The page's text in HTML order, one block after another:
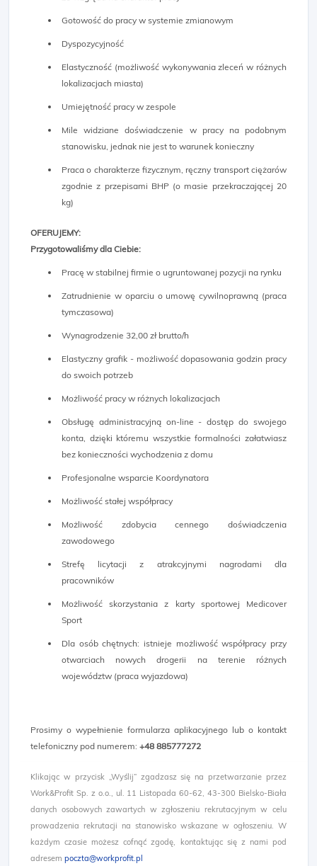
Gotowość do pracy w systemie zmianowym
Dyspozycyjność
Elastyczność (możliwość wykonywania zleceń w różnych
lokalizacjach miasta)
Umiejętność pracy w zespole
Mile widziane doświadczenie w pracy na podobnym
stanowisku, jednak nie jest to warunek konieczny
Praca o charakterze fizycznym, ręczny transport ciężarów
zgodnie z przepisami BHP (o masie przekraczającej 20
kg)
OFERUJEMY:
Przygotowaliśmy dla Ciebie:
Pracę w stabilnej firmie o ugruntowanej pozycji na rynku
Zatrudnienie w oparciu o umowę cywilnoprawną (praca
tymczasowa)
Wynagrodzenie 32,00 zł brutto/h
Elastyczny grafik - możliwość dopasowania godzin pracy
do swoich potrzeb
Możliwość pracy w różnych lokalizacjach
Obsługę administracyjną on-line - dostęp do swojego
konta, dzięki któremu wszystkie formalności załatwiasz
bez konieczności wychodzenia z domu
Profesjonalne wsparcie Koordynatora
Możliwość stałej współpracy
Możliwość zdobycia cennego doświadczenia
zawodowego
Strefę licytacji z atrakcyjnymi nagrodami dla
pracowników
Możliwość skorzystania z karty sportowej Medicover
Sport
Dla osób chętnych: istnieje możliwość współpracy przy
otwarciach nowych drogerii na terenie różnych
województw (praca wyjazdowa)
Prosimy o wypełnienie formularza aplikacyjnego lub o kontakt
telefoniczny pod numerem: +48 885777272​
Klikając w przycisk „Wyślij” zgadzasz się na przetwarzanie przez
Work&Profit Sp. z o.o., ul. 11 Listopada 60-62, 43-300 Bielsko-Biała
danych osobowych zawartych w zgłoszeniu rekrutacyjnym w celu
prowadzenia rekrutacji na stanowisko wskazane w ogłoszeniu. W
każdym czasie możesz cofnąć zgodę, kontaktując się z nami pod
adresem poczta@workprofit.pl